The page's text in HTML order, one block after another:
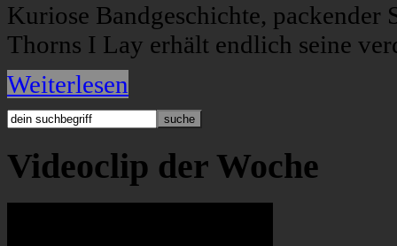
Kuriose Bandgeschichte,
Thorns I Lay erhält endlich seine
Weiterlesen
Videoclip der Woche